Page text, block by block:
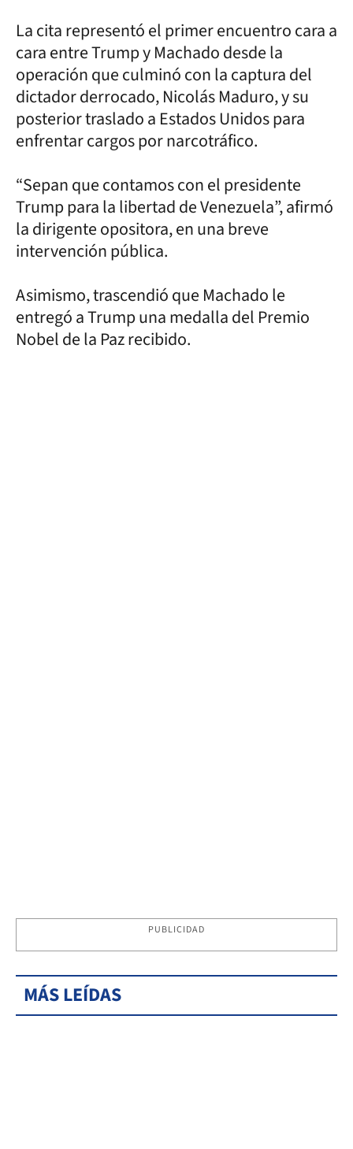
La cita representó el primer encuentro cara a
cara entre Trump y Machado desde la
operación que culminó con la captura del
dictador derrocado, Nicolás Maduro, y su
posterior traslado a Estados Unidos para
enfrentar cargos por narcotráfico.
“Sepan que contamos con el presidente
Trump para la libertad de Venezuela”, afirmó
la dirigente opositora, en una breve
intervención pública.
Asimismo, trascendió que Machado le
entregó a Trump una medalla del Premio
Nobel de la Paz recibido.
PUBLICIDAD
MÁS LEÍDAS